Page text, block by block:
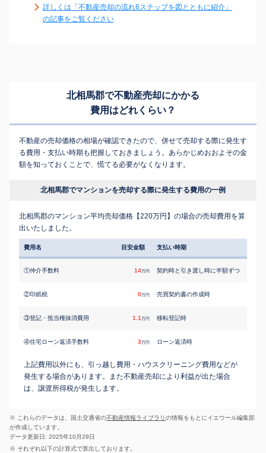
詳しくは「不動産売却の流れ6ステップを図とともに紹介」
の記事をご覧ください
北相馬郡で不動産売却にかかる
費用はどれくらい？
不動産の売却価格の相場が確認できたので、併せて売却する際に発生す
る費用・支払い時期も把握しておきましょう。あらかじめおおよその金
額を知っておくことで、慌てる必要がなくなります。
北相馬郡でマンションを売却する際に発生する費用の一例
北相馬郡のマンション平均売却価格【220万円】の場合の売却費用を算
出いたしました。
費用名 目安金額 支払い時期
①仲介手数料 14万円 契約時と引き渡し時に半額ずつ
②印紙税 0万円 売買契約書の作成時
③登記・抵当権抹消費用 1.1 万円 移転登記時
④住宅ローン返済手数料 3万円 ローン返済時
上記費用以外にも、引っ越し費用・ハウスクリーニング費用などが
発生する場合があります。また不動産売却により利益が出た場合
は、譲渡所得税が発生します。
※ これらのデータは、国土交通省の不動産情報ライブラリの情報をもとにイエウール編集部
が作成しています。
データ更新日: 2025年10月29日
※ それぞれ以下の計算式で算出しております。